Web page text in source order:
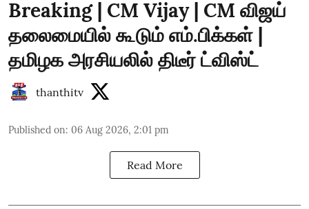
Breaking | CM Vijay | CM விஜய்
தலைமையில் கூடும் எம்.பிக்கள் |
தமிழக அரசியலில் திடீர் ட்விஸ்ட்
thanthitv
Published on: 06 Aug 2026, 2:01 pm
Read More